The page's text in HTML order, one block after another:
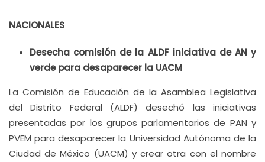
NACIONALES
Desecha comisión de la ALDF iniciativa de AN y
verde para desaparecer la UACM
La Comisión de Educación de la Asamblea Legislativa
del Distrito Federal (ALDF) desechó las iniciativas
presentadas por los grupos parlamentarios de PAN y
PVEM para desaparecer la Universidad Autónoma de la
Ciudad de México (UACM) y crear otra con el nombre